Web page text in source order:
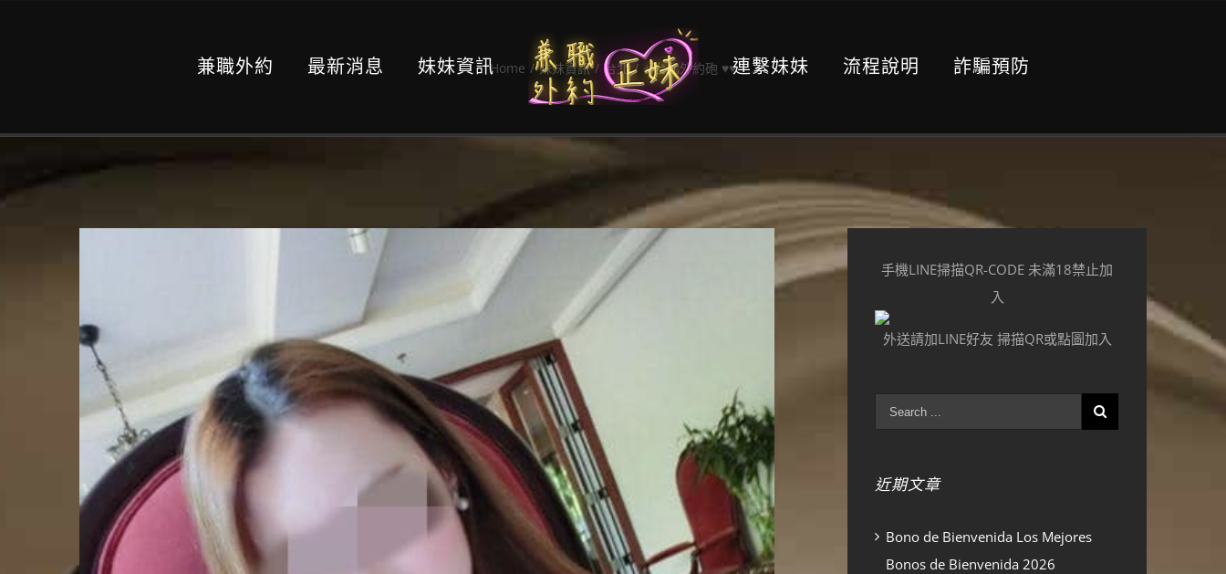
兼職外約 最新消息 妹妹資訊 連繫妹妹 流程說明 詐騙預防
Home / 妹妹資訊 / 台北 / ⤀台北外約砲 ♥♥
手機LINE掃描QR-CODE 未滿18禁止加
入
外送請加LINE好友 掃描QR或點圖加入
近期文章
Bono de Bienvenida Los Mejores
Bonos de Bienvenida 2026